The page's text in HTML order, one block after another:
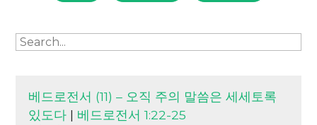
베드로전서 (11) – 오직 주의 말씀은 세세토록
있도다 | 베드로전서 1:22-25